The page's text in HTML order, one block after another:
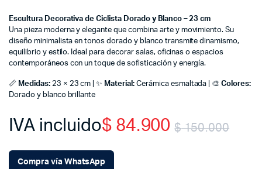
Escultura Decorativa de Ciclista Dorado y Blanco – 23 cm
Una pieza moderna y elegante que combina arte y movimiento. Su
diseño minimalista en tonos dorado y blanco transmite dinamismo,
equilibrio y estilo. Ideal para decorar salas, oficinas o espacios
contemporáneos con un toque de sofisticación y energía.
📏 Medidas:23 × 23 cm | ✨ Material:Cerámica esmaltada | 🎨Colores:
Dorado y blanco brillante
$150.000
$84.900
IVA incluido
Compra vía WhatsApp